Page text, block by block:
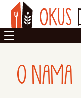
DOM
O NAMA